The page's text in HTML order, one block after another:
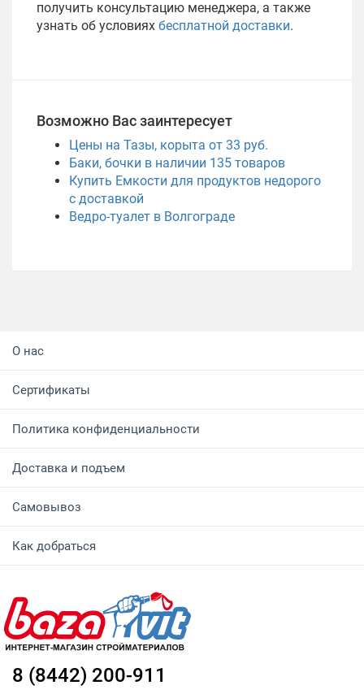
получить консультацию менеджера, а также
узнать об условиях бесплатной доставки.
Возможно Вас заинтересует
Цены на Тазы, корыта от 33 руб.
Баки, бочки в наличии 135 товаров
Купить Емкости для продуктов недорого
с доставкой
Ведро-туалет в Волгограде
О нас
Сертификаты
Политика конфиденциальности
Доставка и подъем
Самовывоз
Как добраться
8 (8442) 200-911